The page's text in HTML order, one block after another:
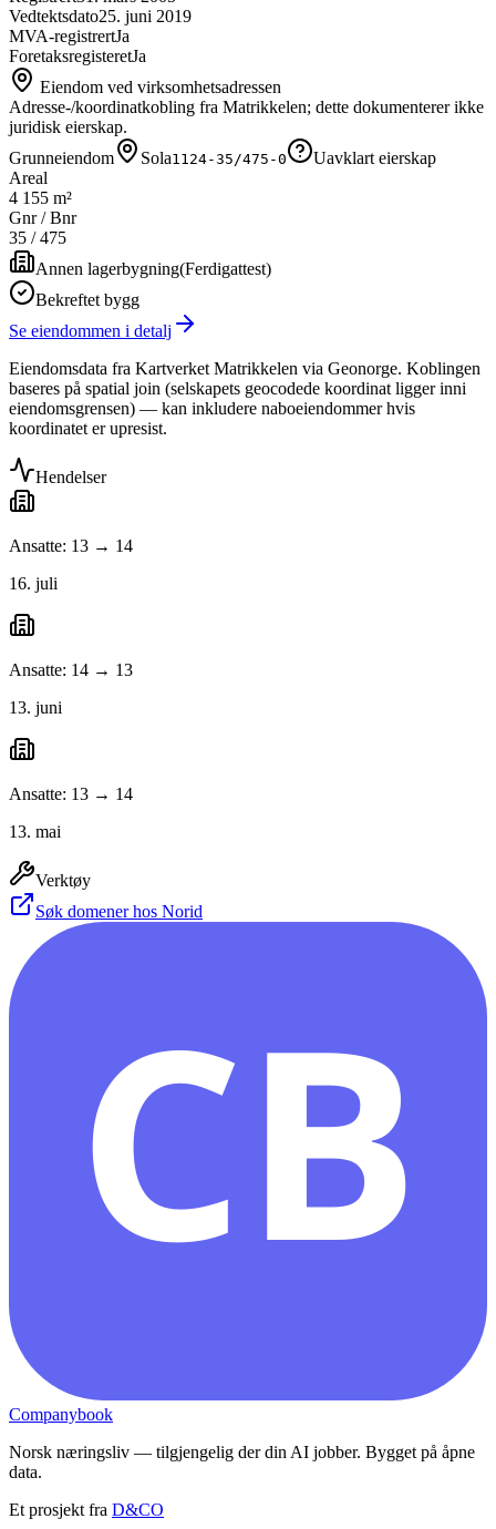
Vedtektsdato25. juni 2019
MVA-registrertJa
ForetaksregisteretJa
Eiendom ved virksomhetsadressen
Adresse-/koordinatkobling fra Matrikkelen; dette dokumenterer ikke
juridisk eierskap.
Grunneiendom
Sola1124-35/475-0
Uavklart eierskap
Areal
4 155 m²
Gnr / Bnr
35 /475
Annen lagerbygning(Ferdigattest)
Bekreftet bygg
Se eiendommen i detalj
Eiendomsdata fra Kartverket Matrikkelen via Geonorge. Koblingen
baseres på spatial join (selskapets geocodede koordinat ligger inni
eiendomsgrensen) — kan inkludere naboeiendommer hvis
koordinatet er upresist.
Hendelser
Ansatte: 13 → 14
16. juli
Ansatte: 14 → 13
13. juni
Ansatte: 13 → 14
13. mai
Verktøy
Søk domener hos Norid
CB
Companybook
Norsk næringsliv — tilgjengelig der din AI jobber. Bygget på åpne
data.
Et prosjekt fra D&CO